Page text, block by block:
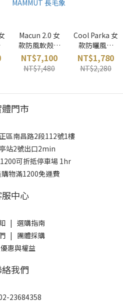
Macun 2.0 女
款防風軟殼外
套 (鉑金灰)
MAMMUT 長
毛象
NT$7,100
NT$7,480
Cool Parka 女
款防曬風衣
(紅) mont-
bell 日本
NT$1,780
NT$2,280
門市
區南昌路2段112號1樓
站2號出口2min
可折抵停車場 1hr
物滿1200免運費
服中心
| 選購指南
| 團體採購
惠與權益
我們
23684358